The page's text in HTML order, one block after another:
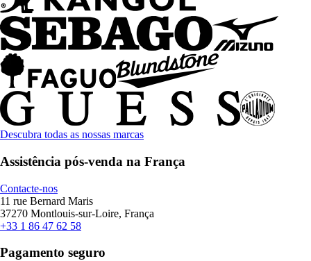
Descubra todas as nossas marcas
Assistência pós-venda na França
Contacte-nos
11 rue Bernard Maris
37270 Montlouis-sur-Loire, França
+33 1 86 47 62 58
Pagamento seguro